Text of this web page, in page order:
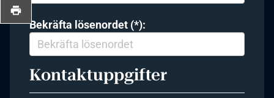
Bekräfta lösenordet (*):
Kontaktuppgifter